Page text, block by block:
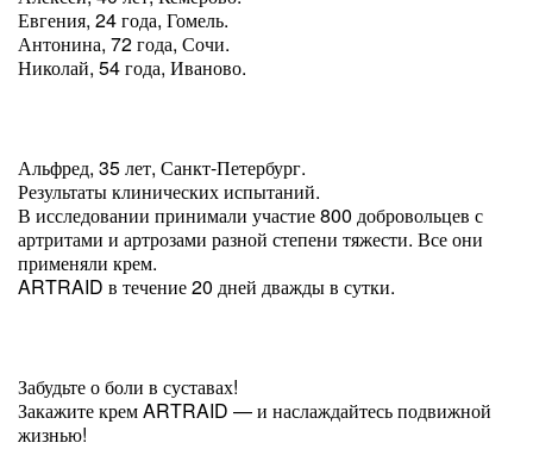
Евгения, 24 года, Гомель.
Антонина, 72 года, Сочи.
Николай, 54 года, Иваново.
Альфред, 35 лет, Санкт-Петербург.
Результаты клинических испытаний.
В исследовании принимали участие 800 добровольцев с
артритами и артрозами разной степени тяжести. Все они
применяли крем.
ARTRAID в течение 20 дней дважды в сутки.
Забудьте о боли в суставах!
Закажите крем ARTRAID — и наслаждайтесь подвижной
жизнью!